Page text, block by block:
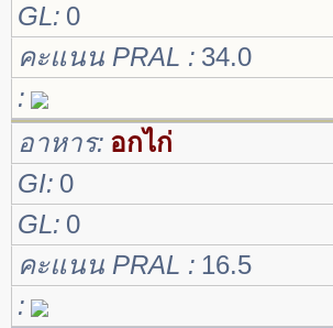
GL 0
คะแนน PRAL
34.0
อาหาร อกไก่
GI 0
GL 0
คะแนน PRAL
16.5